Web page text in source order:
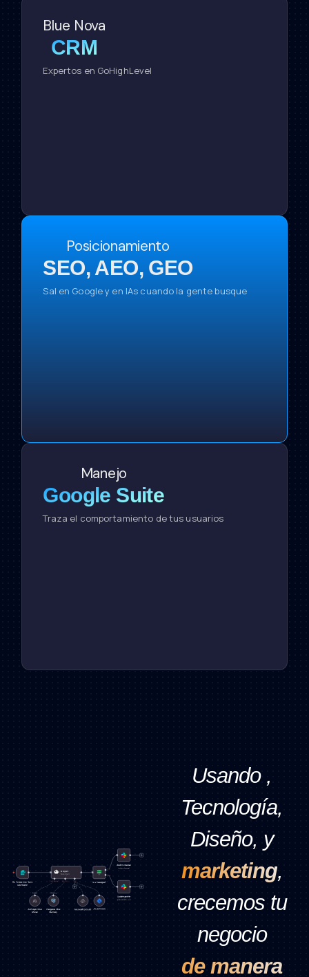
Blue Nova
CRM
Posicionamiento
SEO, AEO, GEO
Manejo
Google Suite
Usando ,
Tecnología,
Diseño, y
marketing,
crecemos tu
negocio
de manera